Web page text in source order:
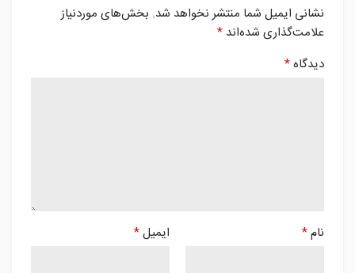
نشانی ایمیل شما منتشر نخواهد شد. بخش‌های موردنیاز
علامت‌گذاری شده‌اند *
دیدگاه*
نام* ایمیل*